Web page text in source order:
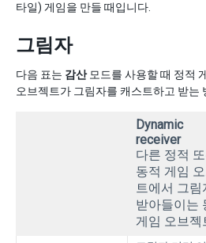
타일) 게임을 만들 때입니다.
그림자
다음 표는 감산모드를 사용할 때 정적
오브젝트가 그림자를 캐스트하고 받는
Dynamic
receiver
다른 정적
동적 게임
트에서 그림
받아들이는
게임 오브젝